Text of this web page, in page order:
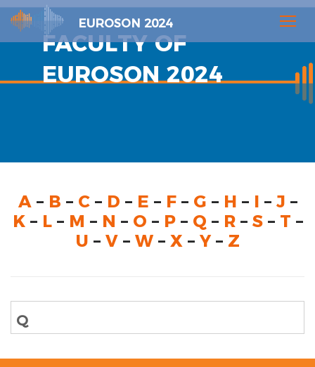
EUROSON 2024
FACULTY OF
EUROSON 2024
A– B – C– D – E – F– G – H – I – J –
K– L– M – N – O – P– Q – R– S– T –
U – V– W– X– Y– Z
Q